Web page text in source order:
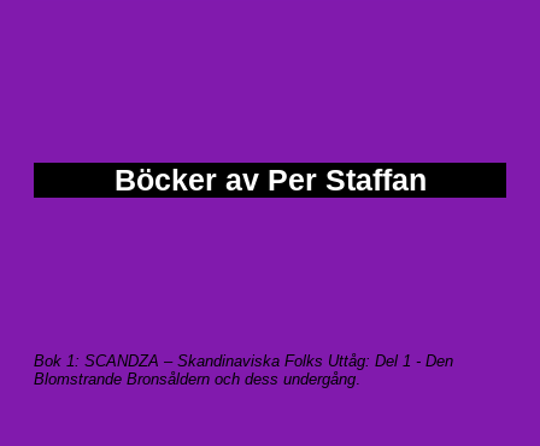
Böcker av Per Staffan
Bok 1: SCANDZA – Skandinaviska Folks Uttåg: Del 1 - Den
Blomstrande Bronsåldern och dess undergång.